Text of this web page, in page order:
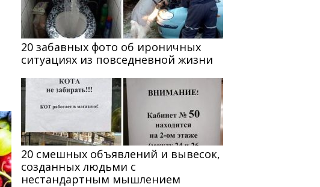
20 забавных фото об ироничных
ситуациях из повседневной жизни
20 смешных объявлений и вывесок,
созданных людьми с
нестандартным мышлением